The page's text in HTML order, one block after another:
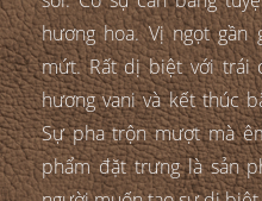
hương hoa. Vị ngọt gần
mứt. Rất dị biệt với trái
hương vani và kết thúc
Sự pha trộn mượt mà
phẩm đặt trưng là sản